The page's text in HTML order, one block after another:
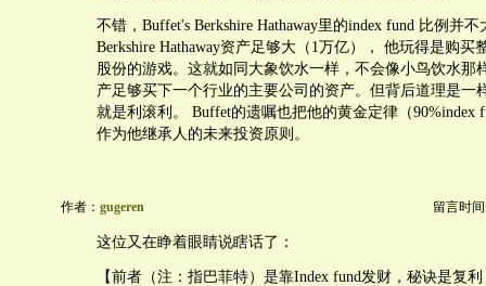
不错，Buffet's Berkshire Hathaway里的index fund 比例并
Berkshire Hathaway资产足够大（1万亿）， 他玩得是购买
股份的游戏。这就如同大象饮水一样，不会像小鸟饮水那
产足够买下一个行业的主要公司的资产。但背后道理是一
就是利滚利。 Buffet的遗嘱也把他的黄金定律（90%index
作为他继承人的未来投资原则。
作者： gugeren 留言时间
这位又在睁着眼睛说瞎话了：
【前者（注：指巴菲特）是靠Index fund发财，秘诀是复